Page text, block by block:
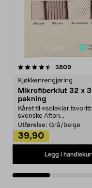
3809
Kjøkkenrengjøring
Mikrofiberklut 32 x
pakning
Kåret til «soleklar
svenske Afton...
Utførelse: Grå/beige
39,90
Legg i
4.5av 5 stjerner